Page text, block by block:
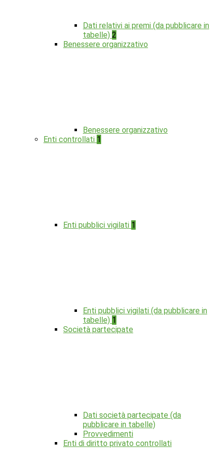
Dati relativi ai premi (da pubblicare in
tabelle) 2
Benessere organizzativo
Benessere organizzativo
Enti controllati 1
Enti pubblici vigilati 1
Enti pubblici vigilati (da pubblicare in
tabelle) 1
Società partecipate
Dati società partecipate (da
pubblicare in tabelle)
Provvedimenti
Enti di diritto privato controllati